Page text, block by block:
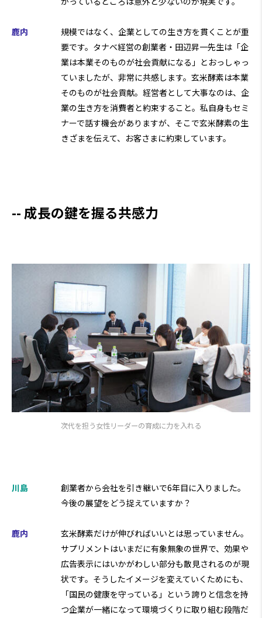
鹿内
規模ではなく、企業としての生き方を貫くことが重
要です。タナベ経営の創業者・田辺昇一先生は「企
業は本業そのものが社会貢献になる」とおっしゃっ
ていましたが、非常に共感します。玄米酵素は本業
そのものが社会貢献。経営者として大事なのは、企
業の生き方を消費者と約束すること。私自身もセミ
ナーで話す機会がありますが、そこで玄米酵素の生
きざまを伝えて、お客さまに約束しています。
成長の鍵を握る共感力
次代を担う女性リーダーの育成に力を入れる
川島
創業者から会社を引き継いで6年目に入りました。
今後の展望をどう捉えていますか？
鹿内
玄米酵素だけが伸びればいいとは思っていません。
サプリメントはいまだに有象無象の世界で、効果や
広告表示にはいかがわしい部分も散見されるのが現
状です。そうしたイメージを変えていくためにも、
「国民の健康を守っている」という誇りと信念を持
つ企業が一緒になって環境づくりに取り組む段階だ